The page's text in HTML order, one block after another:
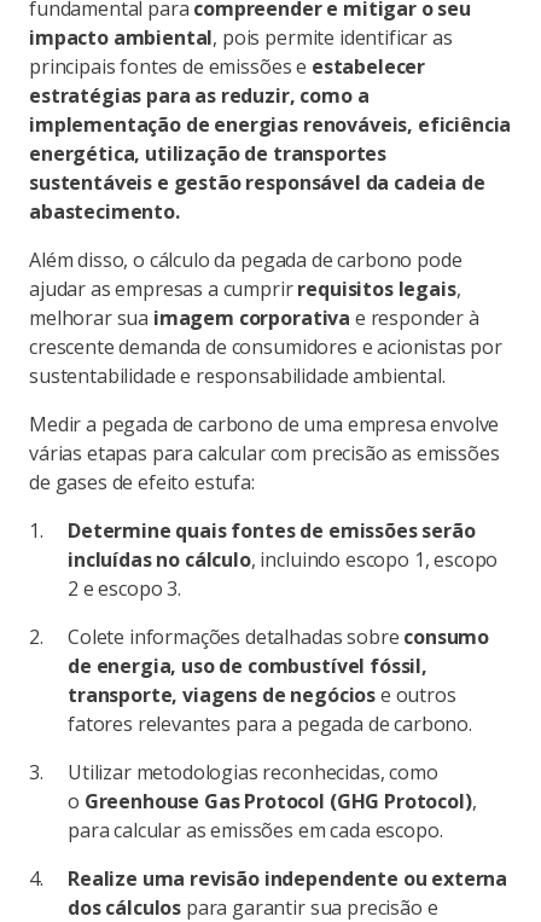
fundamental para compreender e mitigar o seu
impacto ambiental, pois permite identificar as
principais fontes de emissões e estabelecer
estratégias para as reduzir, como a
implementação de energias renováveis, eficiência
energética, utilização de transportes
sustentáveis ​​e gestão responsável da cadeia de
abastecimento.
Além disso, o cálculo da pegada de carbono pode
ajudar as empresas a cumprirrequisitos legais,
melhorar sua imagem corporativa e responder à
crescente demanda de consumidores e acionistas por
sustentabilidade e responsabilidade ambiental.
Medir a pegada de carbono de uma empresa envolve
várias etapas para calcular com precisão as emissões
de gases de efeito estufa:
Determine quais fontes de emissões serão
incluídas no cálculo, incluindo escopo 1, escopo
2 e escopo 3.
Colete informações detalhadas sobre consumo
de energia, uso de combustível fóssil,
transporte, viagens de negóciose outros
fatores relevantes para a pegada de carbono.
Utilizar metodologias reconhecidas, como
o Greenhouse Gas Protocol (GHG Protocol),
para calcular as emissões em cada escopo.
Realize uma revisão independente ou externa
dos cálculos para garantir sua precisão e